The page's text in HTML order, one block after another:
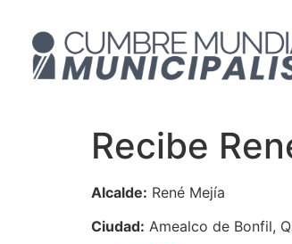
Recibe
Alcalde: René Mejía
Ciudad: Amealco de Bonfil,